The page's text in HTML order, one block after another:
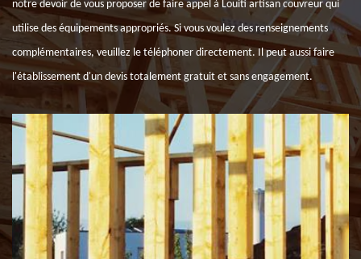
notre devoir de vous proposer de faire appel à Louiti artisan couvreur qui
utilise des équipements appropriés. Si vous voulez des renseignements
complémentaires, veuillez le téléphoner directement. Il peut aussi faire
l'établissement d'un devis totalement gratuit et sans engagement.